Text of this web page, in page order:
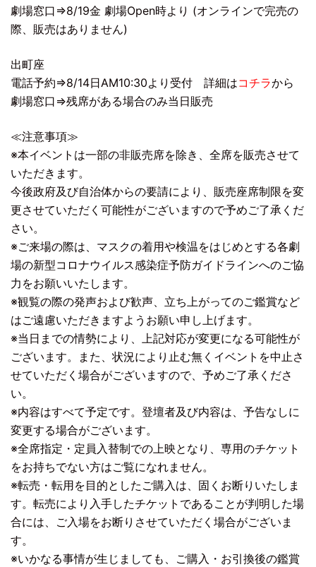
劇場窓口⇒8/19金 劇場Open時より (オンラインで完売の
際、販売はありません)
出町座
電話予約⇒8/14日AM10:30より受付 詳細はコチラから
劇場窓口⇒残席がある場合のみ当日販売
≪注意事項≫
※本イベントは一部の非販売席を除き、全席を販売させて
いただきます。
今後政府及び自治体からの要請により、販売座席制限を変
更させていただく可能性がございますので予めご了承くだ
さい。
※ご来場の際は、マスクの着用や検温をはじめとする各劇
場の新型コロナウイルス感染症予防ガイドラインへのご協
力をお願いいたします。
※観覧の際の発声および歓声、立ち上がってのご鑑賞など
はご遠慮いただきますようお願い申し上げます。
※当日までの情勢により、上記対応が変更になる可能性が
ございます。また、状況により止む無くイベントを中止さ
せていただく場合がございますので、予めご了承くださ
い。
※内容はすべて予定です。登壇者及び内容は、予告なしに
変更する場合がございます。
※全席指定・定員入替制での上映となり、専用のチケット
をお持ちでない方はご覧になれません。
※転売・転用を目的としたご購入は、固くお断りいたしま
す。転売により入手したチケットであることが判明した場
合には、ご入場をお断りさせていただく場合がございま
す。
※いかなる事情が生じましても、ご購入・お引換後の鑑賞